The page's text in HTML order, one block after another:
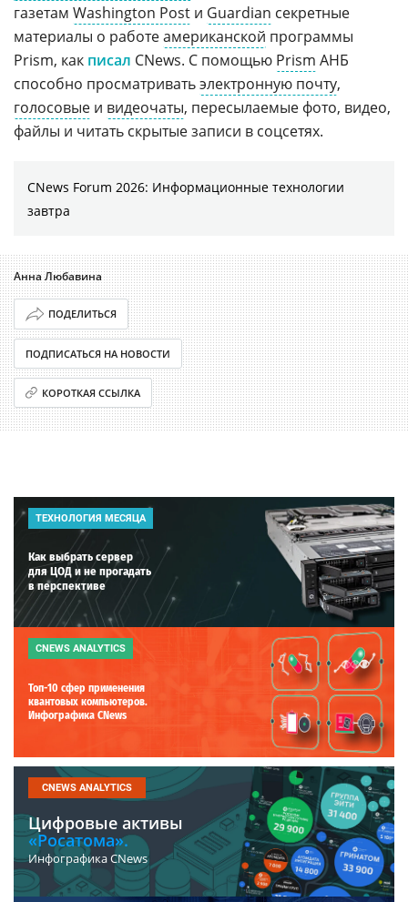
газетам Washington Post и Guardian секретные
материалы о работеамериканской программы
Prism, как писал CNews. С помощью Prism АНБ
способно просматриватьэлектронную почту,
голосовые и видеочаты, пересылаемые фото, видео,
файлы и читать скрытые записи в соцсетях.
CNews Forum 2026: Информационные технологии
завтра
Анна Любавина
ПОДЕЛИТЬСЯ
ПОДПИСАТЬСЯ НА НОВОСТИ
КОРОТКАЯ ССЫЛКА
ТЕХНОЛОГИЯ МЕСЯЦА
Как выбрать сервер
для ЦОД и не прогадать
в перспективе
CNEWS ANALYTICS
Топ-10 сфер применения
квантовых компьютеров.
Инфографика CNews
CNEWS ANALYTICS
Цифровые активы
«Росатома».
Инфографика CNews